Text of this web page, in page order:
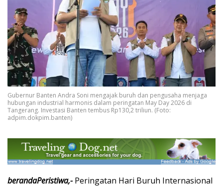
Gubernur Banten Andra Soni mengajak buruh dan pengusaha menjaga
hubungan industrial harmonis dalam peringatan May Day 2026 di
Tangerang. Investasi Banten tembus Rp130,2 triliun. (Foto:
adpim.dokpim.banten)
berandaPeristiwa,- Peringatan Hari Buruh Internasional